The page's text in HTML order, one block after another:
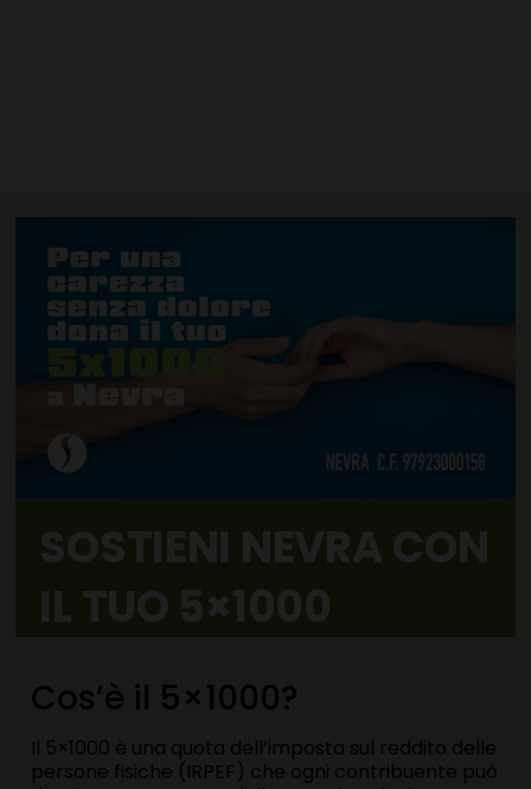
SOSTIENI NEVRA CON
IL TUO 5×1000
Cos’è il 5×1000?
Il 5×1000 è una quota dell’imposta sul reddito delle
persone fisiche (IRPEF) che ogni contribuente può